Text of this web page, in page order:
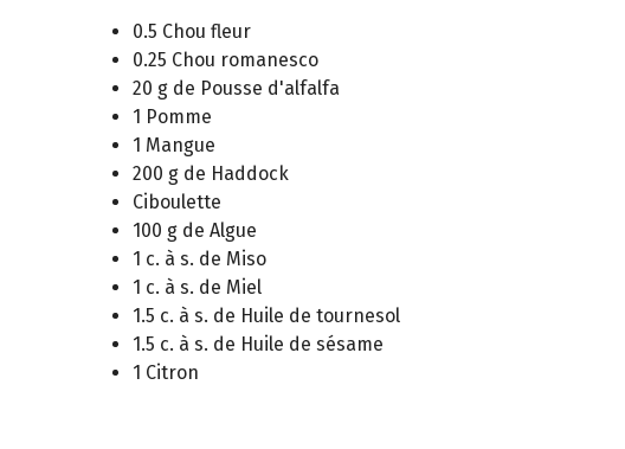
0.5 Chou fleur
0.25 Chou romanesco
20 g de Pousse d'alfalfa
1 Pomme
1 Mangue
200 g de Haddock
Ciboulette
100 g de Algue
1 c. à s. de Miso
1 c. à s. de Miel
1.5 c. à s. de Huile de tournesol
1.5 c. à s. de Huile de sésame
1 Citron